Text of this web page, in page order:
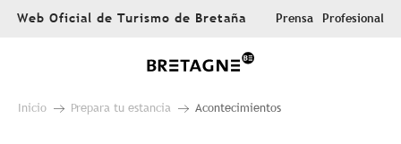
AllerWeb Oficial de Turismo de Bretaña Prensa Profesional
Inicio Prepara tu estancia Acontecimientos